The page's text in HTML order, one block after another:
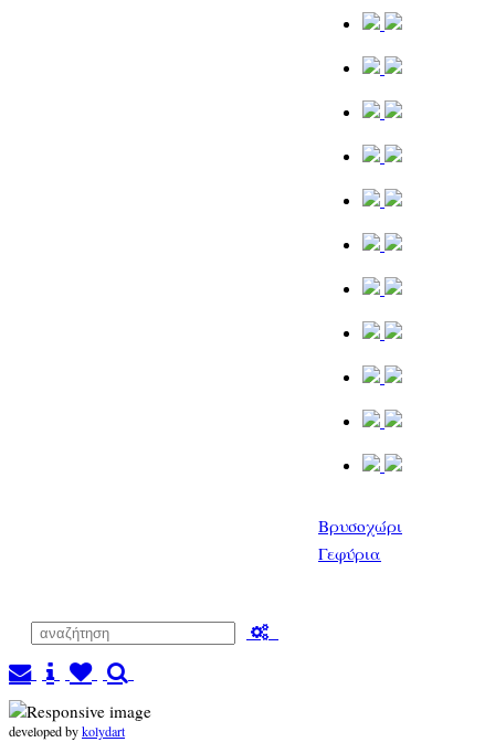
Βρυσοχώρι
Γεφύρια
developed bykolydart